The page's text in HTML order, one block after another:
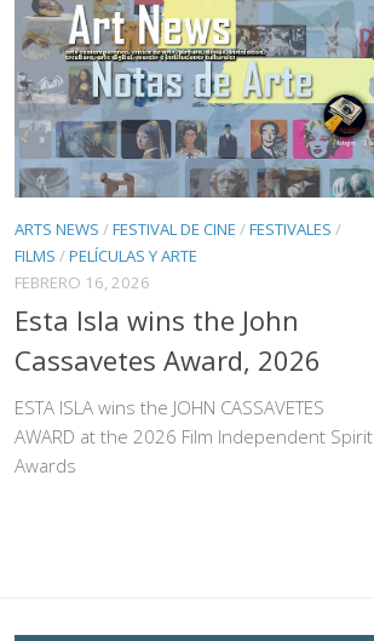
ARTS NEWS /FESTIVAL DE CINE /FESTIVALES /
FILMS /PELÍCULAS Y ARTE
FEBRERO 16, 2026
Esta Isla wins the John
Cassavetes Award, 2026
ESTA ISLA wins the JOHN CASSAVETES
AWARD at the 2026 Film Independent Spirit
Awards